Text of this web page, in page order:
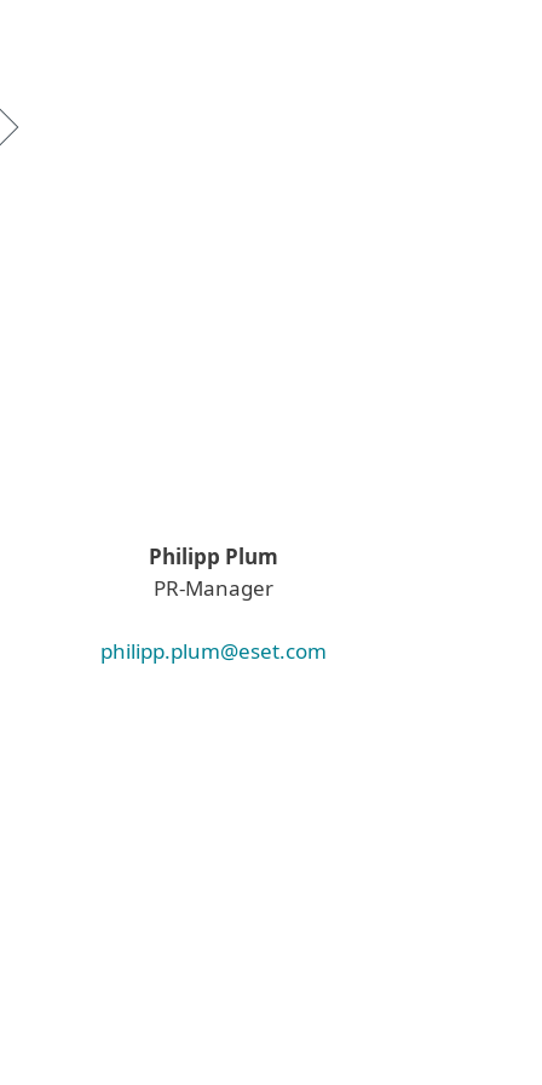
Philipp Plum
PR-Manager
philipp.plum@eset.com